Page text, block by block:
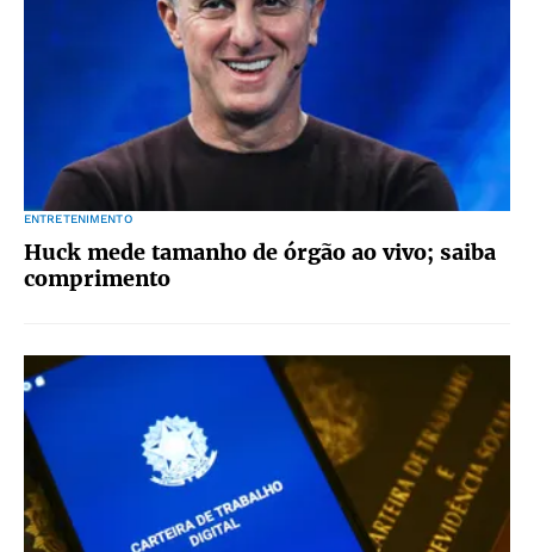
ENTRETENIMENTO
Huck mede tamanho de órgão ao vivo; saiba
comprimento